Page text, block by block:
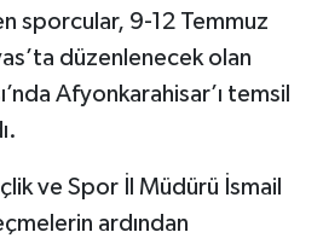
sporcular, 9-12 Temmuz
düzenlenecek olan
Afyonkarahisar’ı temsil
ve Spor İl Müdürü İsmail
ardından